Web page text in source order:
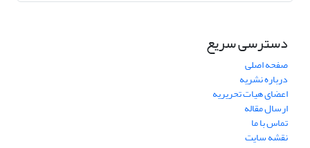
دسترسی سریع
صفحه اصلی
درباره نشریه
اعضای هیات تحریریه
ارسال مقاله
تماس با ما
نقشه سایت